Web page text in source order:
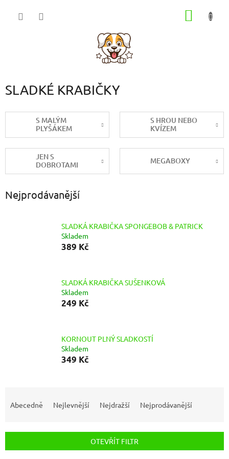
SLADKÉ KRABIČKY
S MALÝM
PLYŠÁKEM
S HROU NEBO
KVÍZEM
JEN S
DOBROTAMI
MEGABOXY
Nejprodávanější
SLADKÁ KRABIČKA SPONGEBOB & PATRICK
Skladem
389 Kč
SLADKÁ KRABIČKA SUŠENKOVÁ
Skladem
249 Kč
KORNOUT PLNÝ SLADKOSTÍ
Skladem
349 Kč
í
Abecedně Nejlevnější Nejdražší Nejprodávanější
OTEVŘÍT FILTR